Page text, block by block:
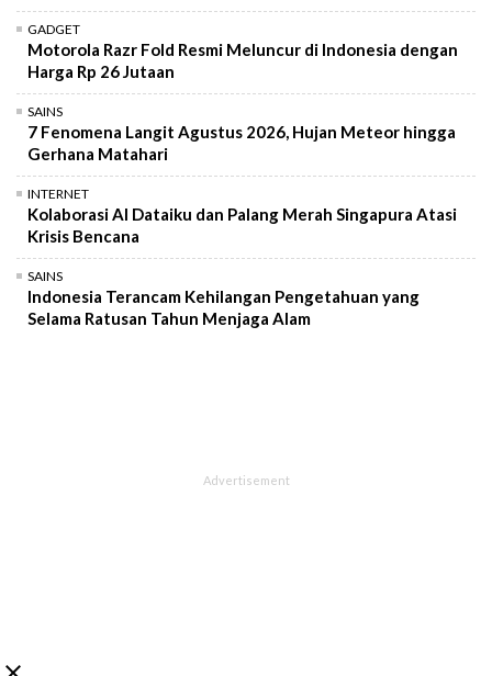
GADGET
Motorola Razr Fold Resmi Meluncur di Indonesia dengan
Harga Rp 26 Jutaan
SAINS
7 Fenomena Langit Agustus 2026, Hujan Meteor hingga
Gerhana Matahari
INTERNET
Kolaborasi AI Dataiku dan Palang Merah Singapura Atasi
Krisis Bencana
SAINS
Indonesia Terancam Kehilangan Pengetahuan yang
Selama Ratusan Tahun Menjaga Alam